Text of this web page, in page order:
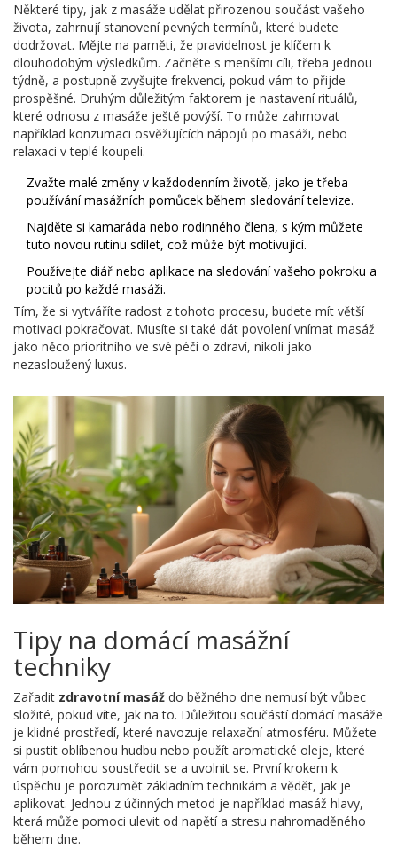
Některé tipy, jak z masáže udělat přirozenou součást vašeho
života, zahrnují stanovení pevných termínů, které budete
dodržovat. Mějte na paměti, že pravidelnost je klíčem k
dlouhodobým výsledkům. Začněte s menšími cíli, třeba jednou
týdně, a postupně zvyšujte frekvenci, pokud vám to přijde
prospěšné. Druhým důležitým faktorem je nastavení rituálů,
které odnosu z masáže ještě povýší. To může zahrnovat
například konzumaci osvěžujících nápojů po masáži, nebo
relaxaci v teplé koupeli.
Zvažte malé změny v každodenním životě, jako je třeba
používání masážních pomůcek během sledování televize.
Najděte si kamaráda nebo rodinného člena, s kým můžete
tuto novou rutinu sdílet, což může být motivující.
Používejte diář nebo aplikace na sledování vašeho pokroku a
pocitů po každé masáži.
Tím, že si vytváříte radost z tohoto procesu, budete mít větší
motivaci pokračovat. Musíte si také dát povolení vnímat masáž
jako něco prioritního ve své péči o zdraví, nikoli jako
nezasloužený luxus.
Tipy na domácí masážní
techniky
Zařadit zdravotní masáž do běžného dne nemusí být vůbec
složité, pokud víte, jak na to. Důležitou součástí domácí masáže
je klidné prostředí, které navozuje relaxační atmosféru. Můžete
si pustit oblíbenou hudbu nebo použít aromatické oleje, které
vám pomohou soustředit se a uvolnit se. První krokem k
úspěchu je porozumět základním technikám a vědět, jak je
aplikovat. Jednou z účinných metod je například masáž hlavy,
která může pomoci ulevit od napětí a stresu nahromaděného
během dne.